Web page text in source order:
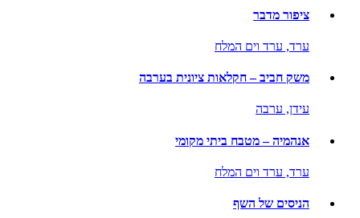
ציפור מדבר
ערד, ערד וים המלח
משק חביב – חקלאות ציונית בערבה
עידן, ערבה
אנהמיה – מטבח ביתי מקומי
ערד, ערד וים המלח
הניסים של השף